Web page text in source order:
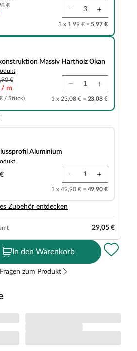
€
3 x 1,99 € = 5,97 €
Hartholz Okan
Massiv Hartholz Okan
€
/ m
/ Stück) 1 x 23,08 € = 23,08 €
Aluminium
1 x 49,90 € = 49,90 €
Zubehör entdecken
29,05 €
In den Warenkorb
Fragen zum Produkt